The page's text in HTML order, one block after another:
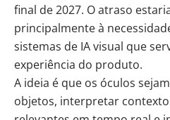
final de 2027. O atraso
principalmente à
sistemas de IA visual que
experiência do produto.
A ideia é que os óculos
objetos, interpretar